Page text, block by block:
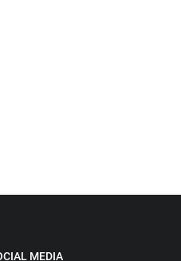
MEDIA